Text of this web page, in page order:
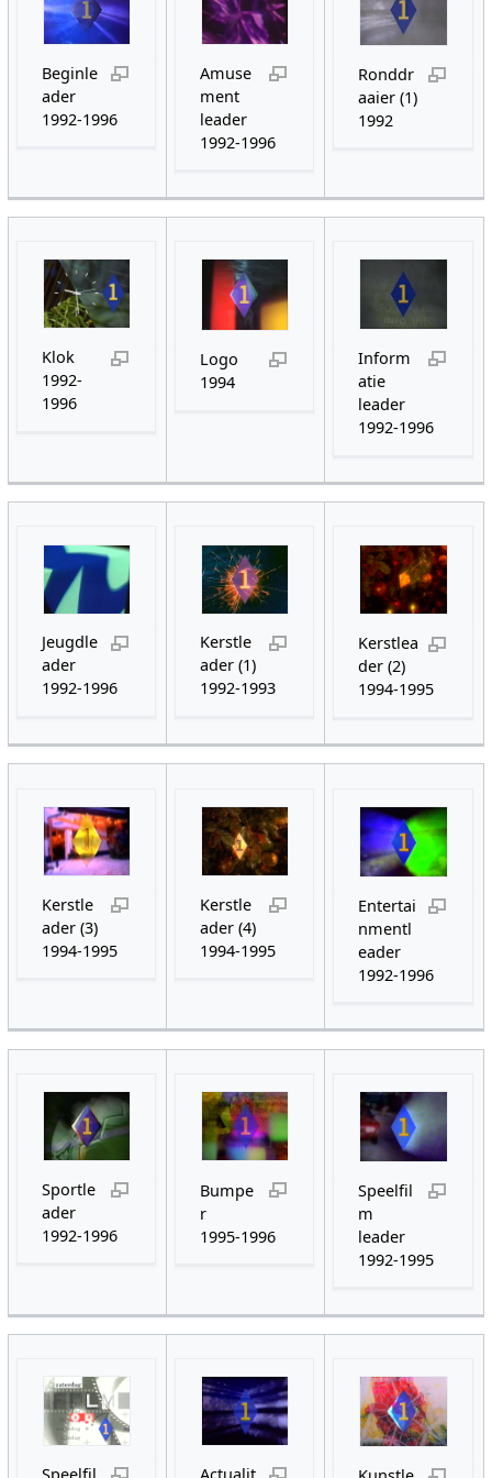
Beginle
ader
1992-1996
Amuse
ment
leader
1992-1996
Ronddr
aaier (1)
1992
Klok
1992-
1996
Logo
1994
Inform
atie
leader
1992-1996
Jeugdle
ader
1992-1996
Kerstle
ader (1)
1992-1993
Kerstlea
der (2)
1994-1995
Kerstle
ader (3)
1994-1995
Kerstle
ader (4)
1994-1995
Entertai
nmentl
eader
1992-1996
Sportle
ader
1992-1996
Bumpe
r
1995-1996
Speelfil
m
leader
1992-1995